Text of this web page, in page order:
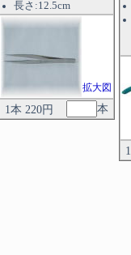
長さ:12.5cm
拡大図
1本 220円 本